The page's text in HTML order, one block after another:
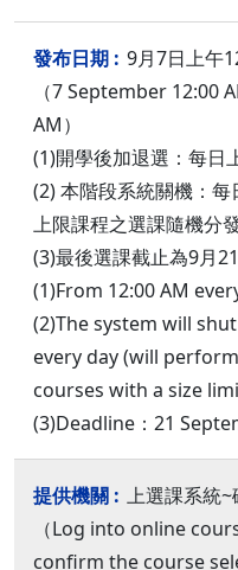
9月7日上午
（7 September 12:00
AM）
(1)開學後加退選：每日
(2) 本階段系統關機：
上限課程之選課隨機分
(3)最後選課截止為9月
(1)From 12:00 AM
(2)The system will
every day (will
courses with a size
(3)Deadline：21
上選課系統~
（Log into online
confirm the course